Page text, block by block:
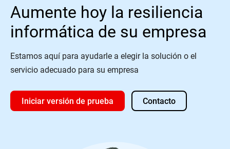
Aumente hoy la resiliencia
informática de su empresa
Estamos aquí para ayudarle a elegir la solución o el
servicio adecuado para su empresa
Iniciar versión de prueba Contacto